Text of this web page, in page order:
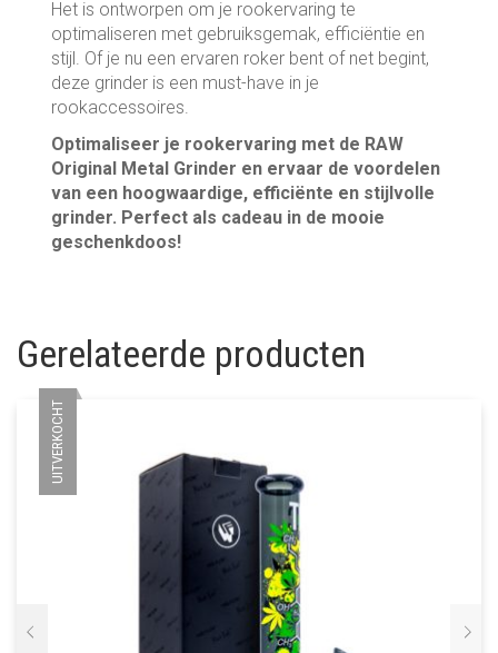
Het is ontworpen om je rookervaring te
optimaliseren met gebruiksgemak, efficiëntie en
stijl. Of je nu een ervaren roker bent of net begint,
deze grinder is een must-have in je
rookaccessoires.
Optimaliseer je rookervaring met de RAW
Original Metal Grinder en ervaar de voordelen
van een hoogwaardige, efficiënte en stijlvolle
grinder. Perfect als cadeau in de mooie
geschenkdoos!
Gerelateerde producten
UITVERKOCHT